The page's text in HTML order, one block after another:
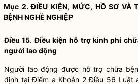
Mục 2. ĐIỀU KIỆN, MỨC, HỒ SƠ VÀ
BỆNH NGHỀ NGHIỆP
Điều 15. Điều kiện hỗ trợ kinh phí
người lao động
Người lao động được hỗ trợ chữa
định tạiĐiểm a Khoản 2 Điều 56 Luật